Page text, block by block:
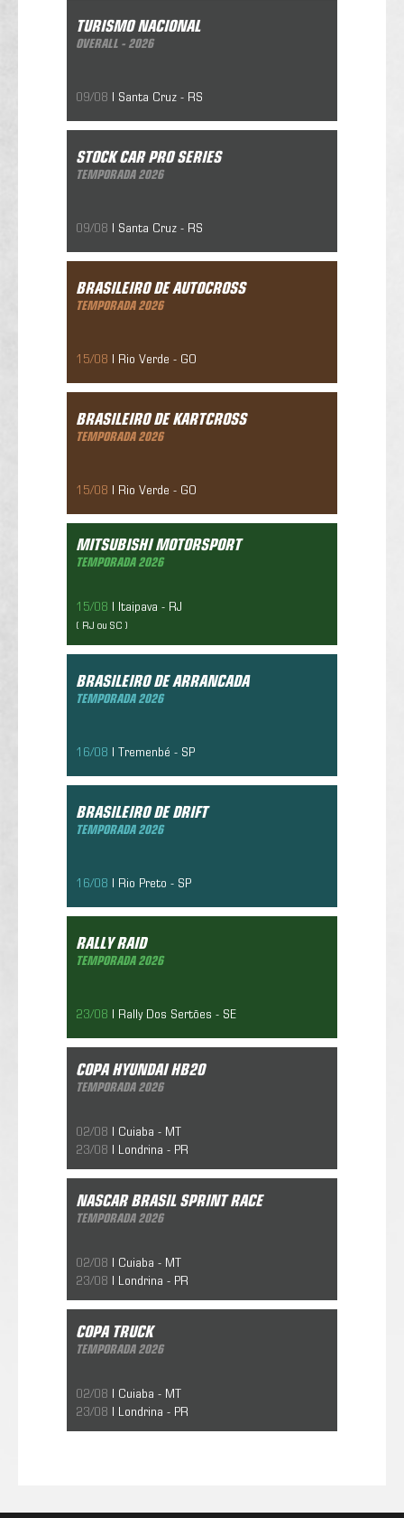
TURISMO NACIONAL
OVERALL - 2026
09/08 | Santa Cruz - RS
10/05/2019
STOCK CAR PRO SERIES
TEMPORADA 2026
09/08 | Santa Cruz - RS
10/05/2019
BRASILEIRO DE AUTOCROSS
TEMPORADA 2026
15/08 | Rio Verde - GO
10/05/2019
BRASILEIRO DE KARTCROSS
TEMPORADA 2026
15/08 | Rio Verde - GO
10/05/2019
MITSUBISHI MOTORSPORT
TEMPORADA 2026
15/08 | Itaipava - RJ
( RJ ou SC )
10/05/2019
BRASILEIRO DE ARRANCADA
TEMPORADA 2026
16/08 | Tremenbé - SP
10/05/2019
BRASILEIRO DE DRIFT
TEMPORADA 2026
16/08 | Rio Preto - SP
10/05/2019
RALLY RAID
TEMPORADA 2026
23/08 | Rally Dos Sertões - SE
10/05/2019
COPA HYUNDAI HB20
TEMPORADA 2026
02/08 | Cuiaba - MT
23/08 | Londrina - PR
10/05/2019
NASCAR BRASIL SPRINT RACE
TEMPORADA 2026
02/08 | Cuiaba - MT
23/08 | Londrina - PR
10/05/2019
COPA TRUCK
TEMPORADA 2026
02/08 | Cuiaba - MT
23/08 | Londrina - PR
10/05/2019